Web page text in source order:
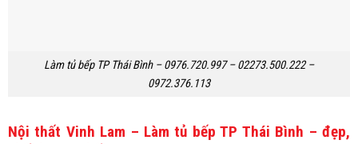
Làm tủ bếp TP Thái Bình – 0976.720.997 – 02273.500.222 –
0972.376.113
Nội thất Vinh Lam – Làm tủ bếp TP Thái Bình – đẹp,